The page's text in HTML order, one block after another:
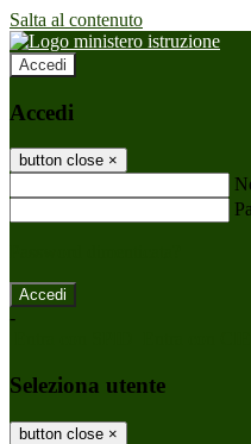
Salta al contenuto
Accedi
Accedi
button close ×
-
Seleziona utente
button close ×